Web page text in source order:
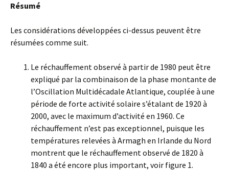
Résumé
Les considérations développées ci-dessus peuvent être
résumées comme suit.
Le réchauffement observé à partir de 1980 peut être
expliqué par la combinaison de la phase montante de
l’Oscillation Multidécadale Atlantique, couplée à une
période de forte activité solaire s’étalant de 1920 à
2000, avec le maximum d’activité en 1960. Ce
réchauffement n’est pas exceptionnel, puisque les
températures relevées à Armagh en Irlande du Nord
montrent que le réchauffement observé de 1820 à
1840 a été encore plus important, voir figure 1.